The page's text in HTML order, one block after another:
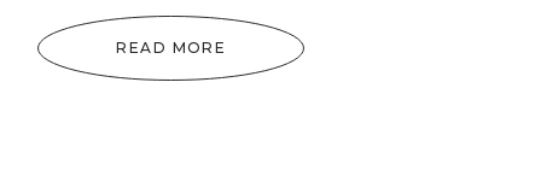
READ MORE